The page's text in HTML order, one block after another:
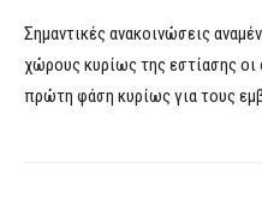
Σημαντικές ανακοινώσεις
χώρους κυρίως της εστίασης
πρώτη φάση κυρίως για τους